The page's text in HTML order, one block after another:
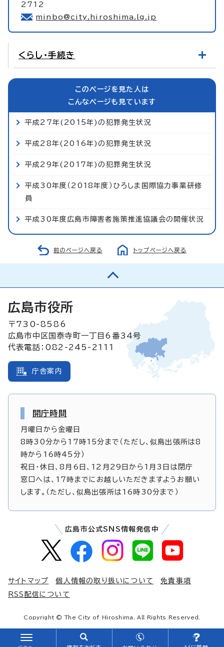
2712
minbo@city.hiroshima.lg.jp
くらし・手続き
このページを見た人は
こんなページも見ています
平成27年(2015年)の犯罪発生状況
平成28年(2016年)の犯罪発生状況
平成29年(2017年)の犯罪発生状況
平成30年度（2018年度）ひろしま国際協力事業研修
員
平成30年度広島市障害者施策推進協議会の開催状況
前のページへ戻る トップページへ戻る
広島市役所
〒730-8586
広島市中区国泰寺町一丁目6番34号
代表電話：082-245-2111
庁舎案内
開庁時間
月曜日から金曜日
8時30分から17時15分まで（ただし、似島出張所は8
時から16時45分）
祝日・休日、8月6日、12月29日から1月3日は閉庁
窓口へは、17時までにお越しいただきますようお願い
します。（ただし、似島出張所は16時30分まで）
広島市公式SNS情報発信中
サイトマップ 個人情報の取り扱いについて
免責事項
RSS配信について
Copyright © The City of Hiroshima. All Rights Reserved.